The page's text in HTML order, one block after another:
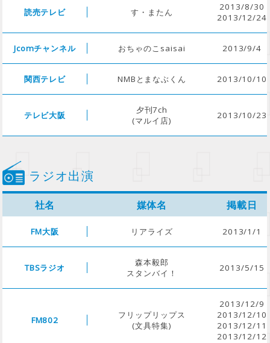
読売テレビ す・またん
2013/8/30
2013/12/24
Jcomチャンネル おちゃのこsaisai 2013/9/4
関西テレビ NMBとまなぶくん 2013/10/10
テレビ大阪
夕刊7ch
(マルイ店)
2013/10/23
ラジオ出演
社名 媒体名 掲載日
FM大阪 リアライズ 2013/1/1
TBSラジオ
森本毅郎
スタンバイ！
2013/5/15
FM802
フリップリップス
(文具特集)
2013/12/9
2013/12/10
2013/12/11
2013/12/12